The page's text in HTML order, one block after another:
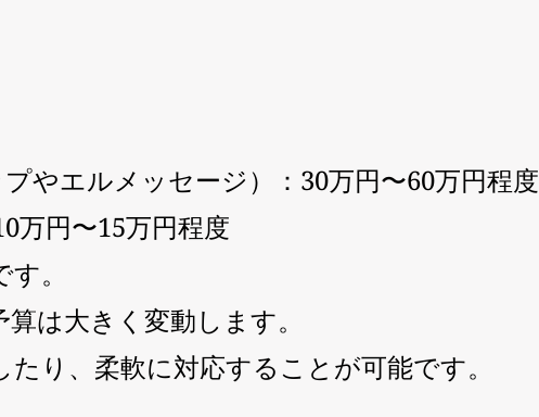
やエルメッセージ）：30万円〜60万円程度
万円〜15万円程度
。
は大きく変動します。
り、柔軟に対応することが可能です。